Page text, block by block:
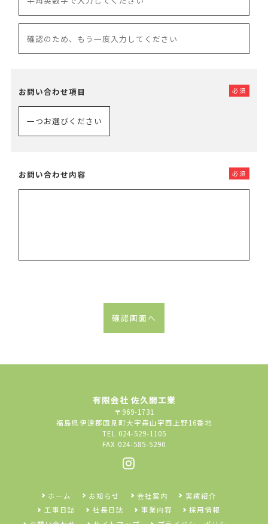
お問い合わせ項目 必須
お問い合わせ内容 必須
有限会社 佐久間工業
〒969-1731
福島県伊達郡国見町大字森山字西上野16番地
TEL 024-529-1105
FAX 024-585-5290
ホーム お知らせ 会社案内
実績紹介
工事日誌
社長日誌 事業内容
採用情報